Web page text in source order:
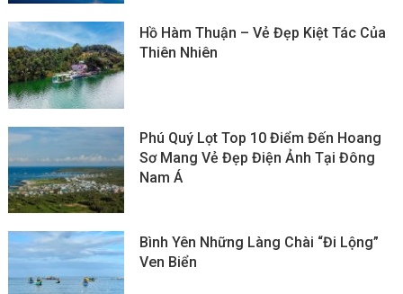
Hồ Hàm Thuận – Vẻ Đẹp Kiệt Tác Của
Thiên Nhiên
Phú Quý Lọt Top 10 Điểm Đến Hoang
Sơ Mang Vẻ Đẹp Điện Ảnh Tại Đông
Nam Á
Bình Yên Những Làng Chài “đi Lộng”
Ven Biển